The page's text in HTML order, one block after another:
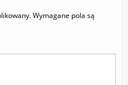
Wymagane pola są